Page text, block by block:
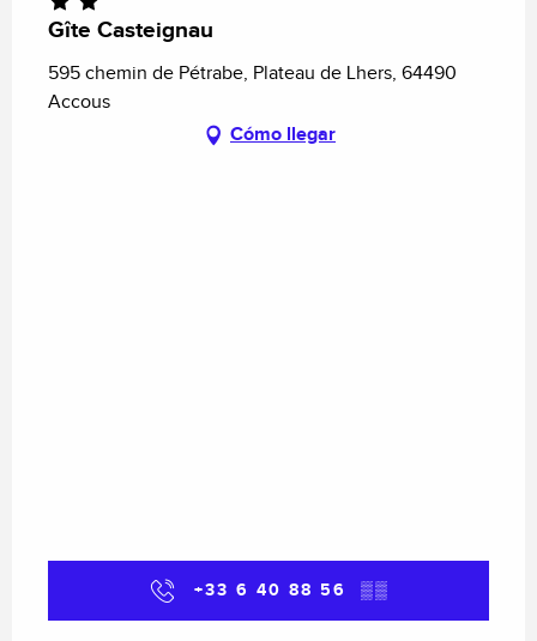
Gîte Casteignau
595 chemin de Pétrabe, Plateau de Lhers, 64490
Accous
Cómo llegar
+33 6 40 88 56 ▒▒